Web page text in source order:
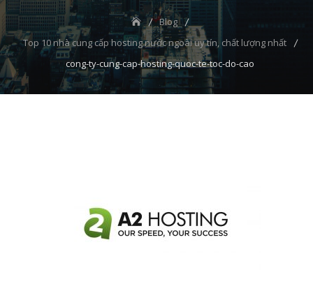
Blog
Top 10 nhà cung cấp hosting nước ngoài uy tín, chất lượng nhất
cong-ty-cung-cap-hosting-quoc-te-toc-do-cao